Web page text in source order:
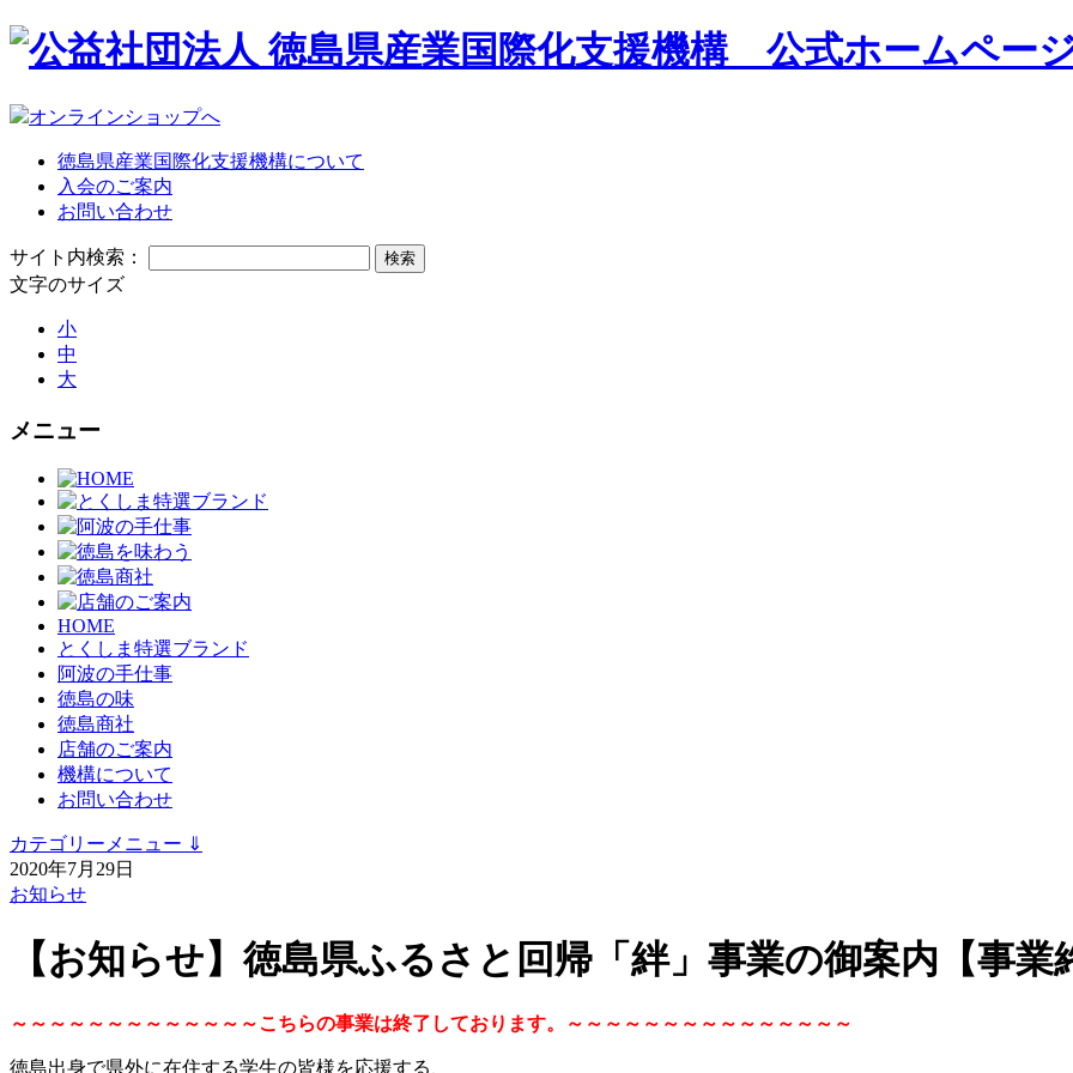
オンラインショップへ
徳島県産業国際化支援機構について
入会のご案内
お問い合わせ
サイト内検索：
文字のサイズ
小
中
大
メニュー
HOME
とくしま特選ブランド
阿波の手仕事
徳島の味
徳島商社
店舗のご案内
機構について
お問い合わせ
カテゴリーメニュー ⇓
2020年7月29日
お知らせ
【お知らせ】徳島県ふるさと回帰「絆」事業の御案内【事業
～～～～～～～～～～～～～こちらの事業は終了しております。～～～～～～～～～～～～～～～
徳島出身で県外に在住する学生の皆様を応援する、